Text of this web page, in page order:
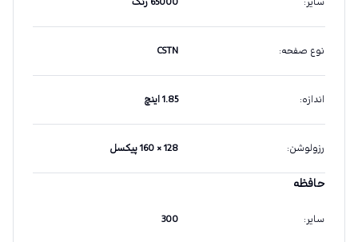
نوع صفحه:
CSTN
اندازه: 1.85 اینچ
رزولوشن: 128 × 160 پیکسل
حافظه
سایر:
300